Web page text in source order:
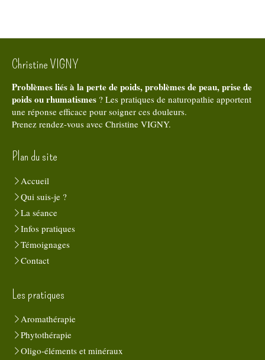
Christine VIGNY
Problèmes liés à la perte de poids, problèmes de peau, prise de
poids ou rhumatismes ? Les pratiques de naturopathie apportent
une réponse efficace pour soigner ces douleurs.
Prenez rendez-vous avec Christine VIGNY.
Plan du site
Accueil
Qui suis-je ?
La séance
Infos pratiques
Témoignages
Contact
Les pratiques
Aromathérapie
Phytothérapie
Oligo-éléments et minéraux